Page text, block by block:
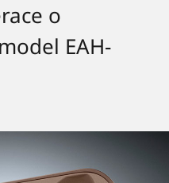
o
EAH-